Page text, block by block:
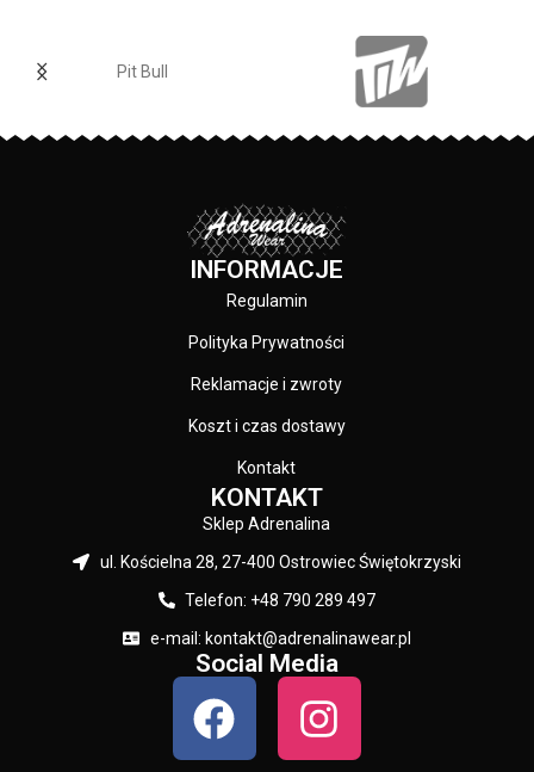
Pit Bull
INFORMACJE
Regulamin
Polityka Prywatności
Reklamacje i zwroty
Koszt i czas dostawy
Kontakt
KONTAKT
Sklep Adrenalina
ul. Kościelna 28, 27-400 Ostrowiec Świętokrzyski
Telefon: +48 790 289 497
e-mail: kontakt@adrenalinawear.pl
Social Media